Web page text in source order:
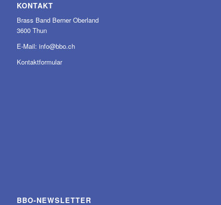
KONTAKT
Brass Band Berner Oberland
3600 Thun
E-Mail: info@bbo.ch
Kontaktformular
BBO-NEWSLETTER